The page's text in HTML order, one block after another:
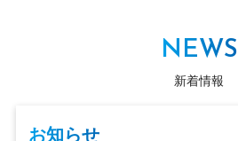
NEWS
新着情報
お知らせ